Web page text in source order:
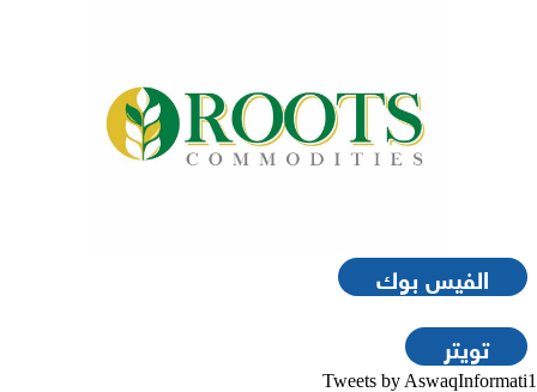
الفيس بوك
تويتر
Tweets by AswaqInformati1